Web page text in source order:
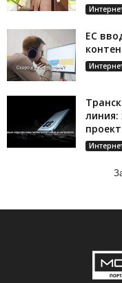
ЕС
линия: